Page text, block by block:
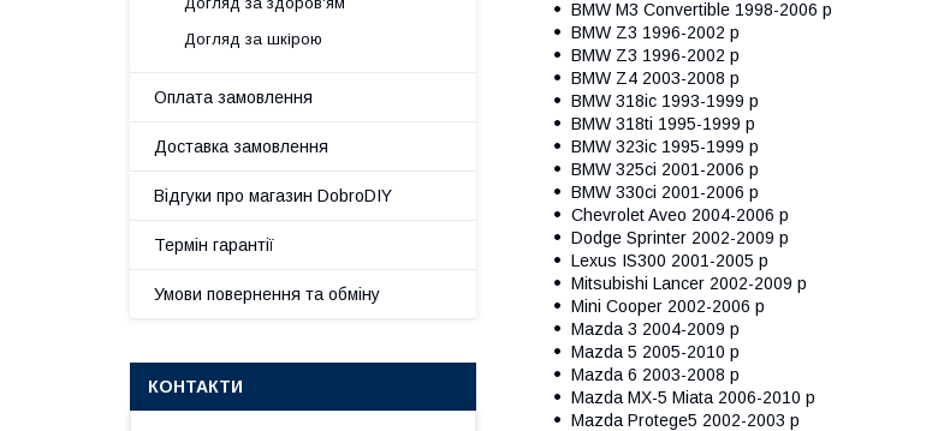
BMW M3 Convertible 1998-2006 р
BMW Z3 1996-2002 р
BMW Z3 1996-2002 р
BMW Z4 2003-2008 р
BMW 318ic 1993-1999 р
BMW 318ti 1995-1999 р
BMW 323ic 1995-1999 р
BMW 325ci 2001-2006 р
BMW 330ci 2001-2006 р
Chevrolet Aveo 2004-2006 р
Dodge Sprinter 2002-2009 р
Lexus IS300 2001-2005 р
Mitsubishi Lancer 2002-2009 р
Mini Cooper 2002-2006 р
Mazda 3 2004-2009 р
Mazda 5 2005-2010 р
Mazda 6 2003-2008 р
Mazda MX-5 Miata 2006-2010 р
Mazda Protege5 2002-2003 р
Догляд за шкірою
Оплата замовлення
Доставка замовлення
Відгуки про магазин DobroDIY
Термін гарантії
Умови повернення та обміну
КОНТАКТИ